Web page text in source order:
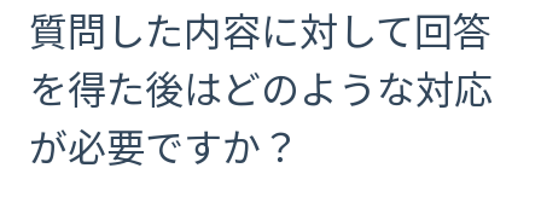
質問した内容に対して回答
を得た後はどのような対応
が必要ですか？